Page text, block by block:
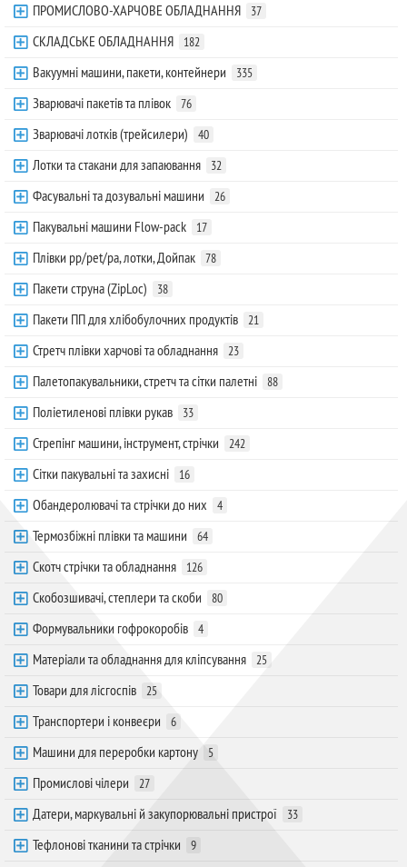
ПРОМИСЛОВО-ХАРЧОВЕ ОБЛАДНАННЯ
37
СКЛАДСЬКЕ ОБЛАДНАННЯ 182
Вакуумні машини, пакети, контейнери 335
Зварювачі пакетів та плівок 76
Зварювачі лотків (трейсилери) 40
Лотки та стакани для запаювання 32
Фасувальні та дозувальні машини 26
Пакувальні машини Flow-pack 17
Плівки pp/pet/pa, лотки, Дойпак 78
Пакети струна (ZipLoc) 38
Пакети ПП для хлібобулочних продуктів 21
Стретч плівки харчові та обладнання 23
Палетопакувальники, стретч та сітки палетні 88
Поліетиленові плівки рукав 33
Стрепінг машини, інструмент, стрічки 242
Сітки пакувальні та захисні 16
Обандеролювачі та стрічки до них 4
Термозбіжні плівки та машини 64
Скотч стрічки та обладнання 126
Скобозшивачі, степлери та скоби 80
Формувальники гофрокоробів 4
Матеріали та обладнання для кліпсування 25
Товари для лісгоспів 25
Транспортери і конвеєри 6
Машини для переробки картону 5
Промислові чілери 27
Датери, маркувальні й закупорювальні пристрої 33
Тефлонові тканини та стрічки 9